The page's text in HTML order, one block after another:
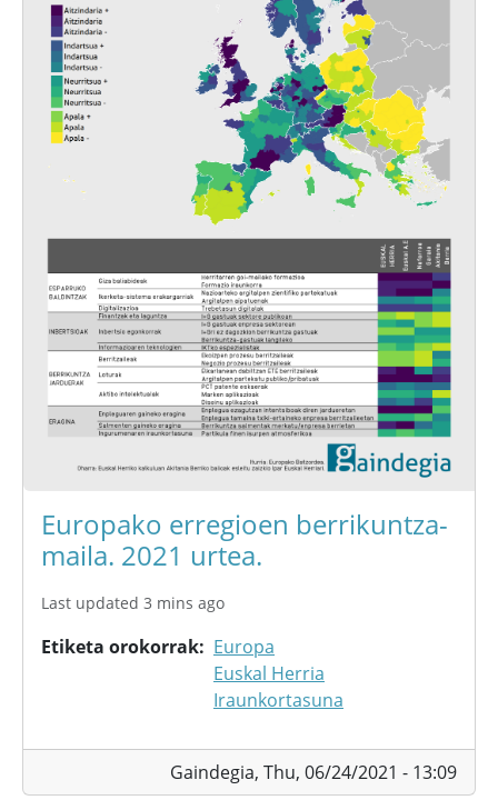
Europako erregioen berrikuntza-
maila. 2021 urtea.
Last updated 3 mins ago
Etiketa orokorrak
Europa
Euskal Herria
Iraunkortasuna
Gaindegia, Thu, 06/24/2021 - 13:09